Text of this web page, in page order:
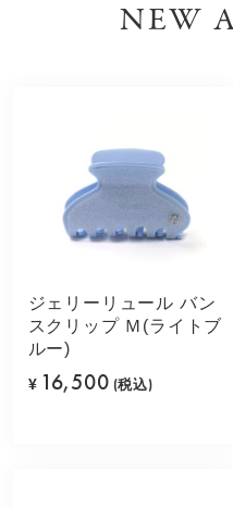
NEW
ジェリーリュール バン
スクリップ Ｍ(ライトブ
ルー)
¥ 16,500 (税込)